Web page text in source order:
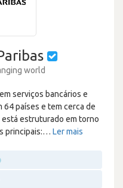
world
serviços bancários e
64 países e tem cerca de
estruturado em torno
principais:… Ler mais